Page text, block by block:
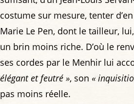
costume sur mesure, tenter
Marie Le Pen, dont le tailleur,
un brin moins riche. D’où le
ses cordes par le Menhir lui
élégant et feutré », son «
pas moins réelle.